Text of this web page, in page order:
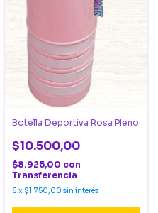
Botella Deportiva Rosa Pleno
$10.500,00
$8.925,00 con
Transferencia
6 x $1.750,00 sin interés